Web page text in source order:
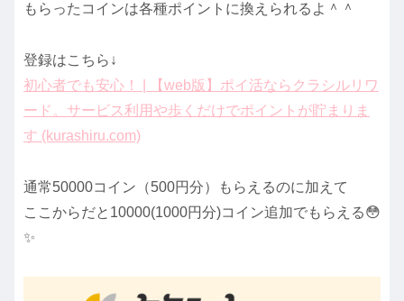
もらったコインは各種ポイントに換えられるよ＾＾
登録はこちら↓
初心者でも安心！ | 【web版】ポイ活ならクラシルリワ
ード。サービス利用や歩くだけでポイントが貯まりま
す (kurashiru.com)
通常50000コイン（500円分）もらえるのに加えて
ここからだと10000(1000円分)コイン追加でもらえる😳
✨